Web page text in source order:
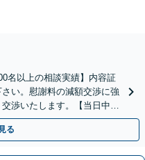
名以上の相談実績】内容証
い。慰謝料の減額交渉に強
渉いたします。【当日中の
る